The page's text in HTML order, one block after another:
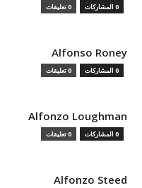
0 المشاركات 0 تعليقات
Alfonso Roney
0 المشاركات 0 تعليقات
Alfonzo Loughman
0 المشاركات 0 تعليقات
Alfonzo Steed